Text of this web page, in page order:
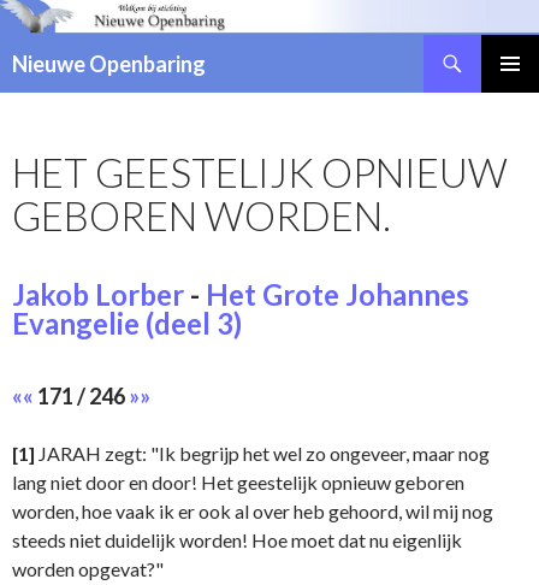
Nieuwe Openbaring
SPRINGEN
HET GEESTELIJK OPNIEUW
GEBOREN WORDEN.
Jakob Lorber - Het Grote Johannes
Evangelie (deel 3)
«« 171 / 246»»
[1] JARAH zegt: "Ik begrijp het wel zo ongeveer, maar nog
lang niet door en door! Het geestelijk opnieuw geboren
worden, hoe vaak ik er ook al over heb gehoord, wil mij nog
steeds niet duidelijk worden! Hoe moet dat nu eigenlijk
worden opgevat?"